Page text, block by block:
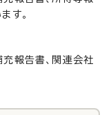
す。
報告書、関連会社